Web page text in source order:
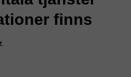
finns